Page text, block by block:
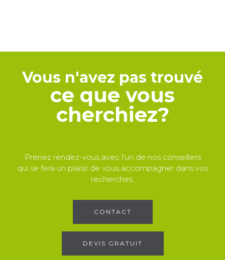
Vous n'avez pas trouvé
ce que vous
cherchiez?
Prenez rendez-vous avec l'un de nos conseillers
qui se fera un plaisir de vous accompagner dans vos
recherches.
CONTACT
DEVIS GRATUIT